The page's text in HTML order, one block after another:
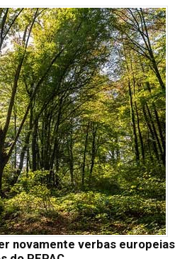
novamente verbas europeias